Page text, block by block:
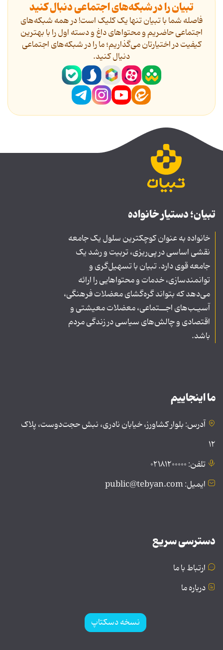
تبیان را در شبکه‌های اجتماعی دنبال کنید
فاصله شما با تبیان تنها یک کلیک است! در همه شبکه‌های
اجتماعی حاضریم و محتواهای داغ و دسته اول را با بهترین
کیفیت در اختیارتان می‌گذاریم؛ ما را در شبکه‌های اجتماعی
دنیال کنید.
تبیان؛ دستیار خانواده
خانواده به عنوان کوچکترین سلول یک جامعه
نقشی اساسی در پی‌ریزی، تربیت و رشد یک
جامعه قوی دارد. تبیان با تسهیل‌گری و
توانمندسازی، خدمات و محتواهایی را ارائه
می‌دهد که بتواند گره‌گشای معضلات فرهنگی،
آسیـب‌های اجــتماعی، معضلات معیشتی و
اقتصادی و چالش‌های سیاسی در زندگی مردم
باشد.
ما اینجاییم
آدرس: بلوار کشاورز، خیابان نادری، نبش حجت‌دوست، پلاک
۱۲
تلفن: ۰۲۱۸۱۲۰۰۰۰۰
ایمیل: public@tebyan.com
دسترسی سریع
ارتباط با ما
درباره ما
نسخه دسکتاپ